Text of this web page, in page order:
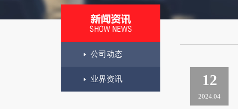
公司动态
业界资讯 12
2024.04